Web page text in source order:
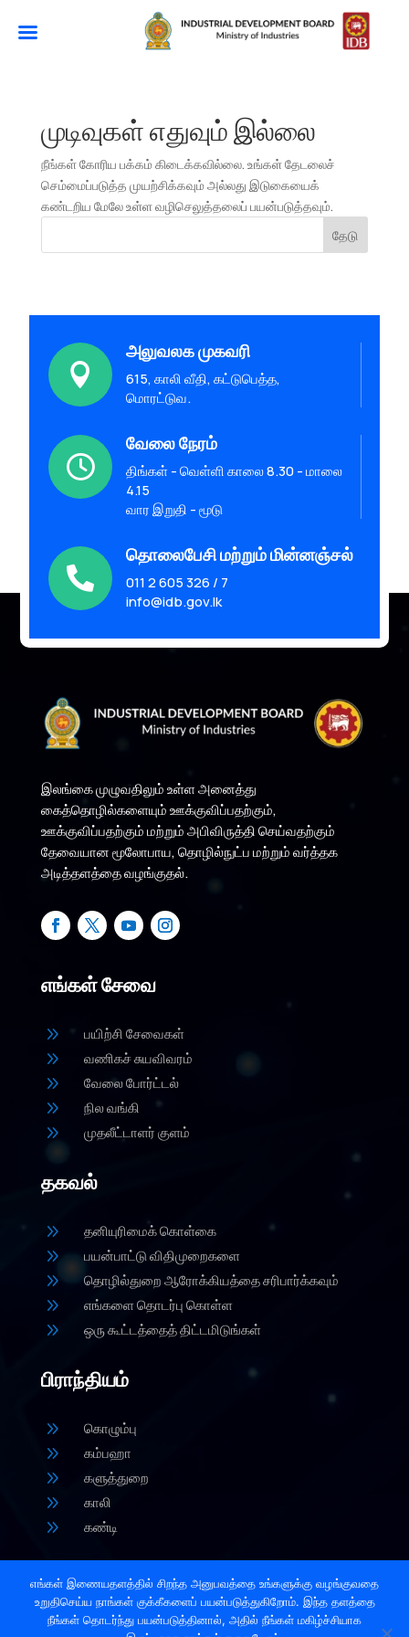
முடிவுகள் எதுவும் இல்லை
நீங்கள் கோரிய பக்கம் கிடைக்கவில்லை. உங்கள் தேடலைச்
செம்மைப்படுத்த முயற்சிக்கவும் அல்லது இடுகையைக்
கண்டறிய மேலே உள்ள வழிசெலுத்தலைப் பயன்படுத்தவும்.
தேடு

அலுவலக முகவரி
615, காலி வீதி, கட்டுபெத்த,
மொரட்டுவ.

வேலை நேரம்
திங்கள் - வெள்ளி காலை 8.30 - மாலை
4.15
வார இறுதி - மூடு

தொலைபேசி மற்றும் மின்னஞ்சல்
011 2 605 326 / 7
info@idb.gov.lk
இலங்கை முழுவதிலும் உள்ள அனைத்து
கைத்தொழில்களையும் ஊக்குவிப்பதற்கும்,
ஊக்குவிப்பதற்கும் மற்றும் அபிவிருத்தி செய்வதற்கும்
தேவையான மூலோபாய, தொழில்நுட்ப மற்றும் வர்த்தக
அடித்தளத்தை வழங்குதல்.
எங்கள் சேவை
9 பயிற்சி சேவைகள்
9 வணிகச் சுயவிவரம்
9 வேலை போர்ட்டல்
9 நில வங்கி
9 முதலீட்டாளர் குளம்
தகவல்
9 தனியுரிமைக் கொள்கை
9 பயன்பாட்டு விதிமுறைகளை
9 தொழில்துறை ஆரோக்கியத்தை சரிபார்க்கவும்
9 எங்களை தொடர்பு கொள்ள
9 ஒரு கூட்டத்தைத் திட்டமிடுங்கள்
பிராந்தியம்
9 கொழும்பு
9 கம்பஹா
9 களுத்துறை
9 காலி
9 கண்டி
எங்கள் இணையதளத்தில் சிறந்த அனுபவத்தை உங்களுக்கு வழங்குவதை
உறுதிசெய்ய நாங்கள் குக்கீகளைப் பயன்படுத்துகிறோம். இந்த தளத்தை
நீங்கள் தொடர்ந்து பயன்படுத்தினால், அதில் நீங்கள் மகிழ்ச்சியாக